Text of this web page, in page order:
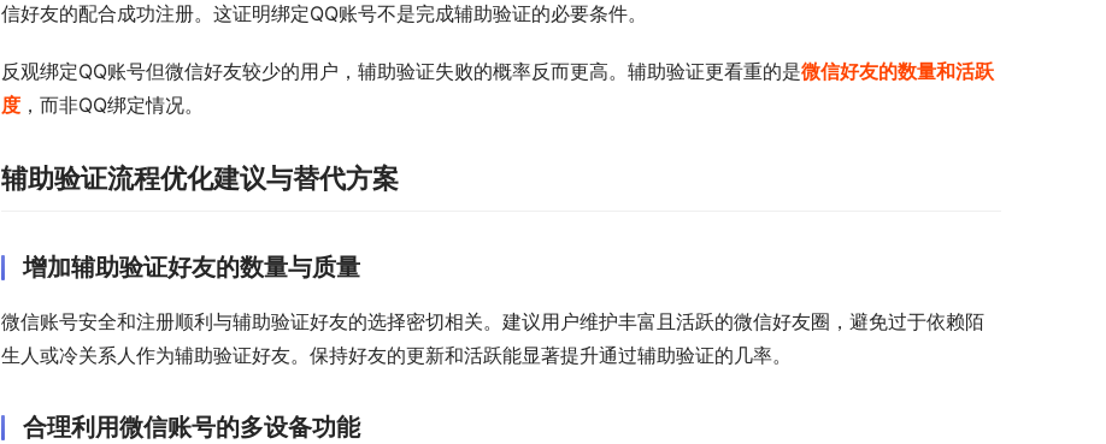
信好友的配合成功注册。这证明绑定QQ账号不是完成辅助验证的必要条件。
反观绑定QQ账号但微信好友较少的用户，辅助验证失败的概率反而更高。辅助验证更看重的是微信好友的数量和活跃
度 ，而非QQ绑定情况。
辅助验证流程优化建议与替代方案
增加辅助验证好友的数量与质量
微信账号安全和注册顺利与辅助验证好友的选择密切相关。建议用户维护丰富且活跃的微信好友圈，避免过于依赖陌
生人或冷关系人作为辅助验证好友。保持好友的更新和活跃能显著提升通过辅助验证的几率。
合理利用微信账号的多设备功能